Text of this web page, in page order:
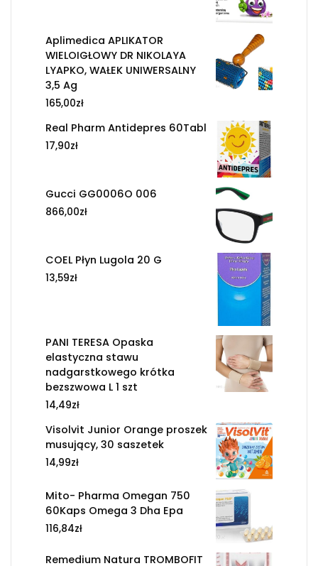
Aplimedica APLIKATOR
WIELOIGŁOWY DR NIKOLAYA
LYAPKO, WAŁEK UNIWERSALNY
3,5 Ag
165,00zł
Real Pharm Antidepres 60Tabl
17,90zł
Gucci GG0006O 006
866,00zł
COEL Płyn Lugola 20 G
13,59zł
PANI TERESA Opaska
elastyczna stawu
nadgarstkowego krótka
bezszwowa L 1 szt
14,49zł
Visolvit Junior Orange proszek
musujący, 30 saszetek
14,99zł
Mito- Pharma Omegan 750
60Kaps Omega 3 Dha Epa
116,84zł
Remedium Natura TROMBOFIT